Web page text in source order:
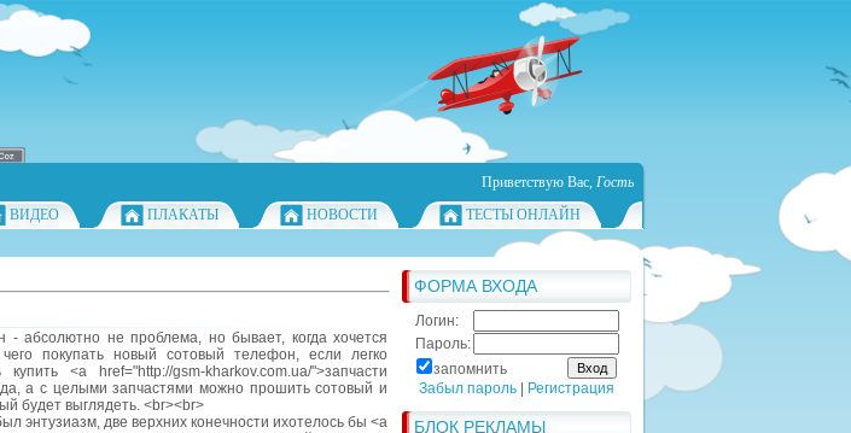
Приветствую Вас, Гость
ВИДЕО ПЛАКАТЫ НОВОСТИ
ТЕСТЫ ОНЛАЙН
ФОРМА ВХОДА
Логин:
Пароль:
запомнить
Забыл пароль
Регистрация
БЛОК РЕКЛАМЫ
абсолютно не проблема, но бывает, когда хочется
покупать новый сотовый телефон, если легко
<a href="http://gsm-kharkov.com.ua/">запчасти
а с целыми запчастями можно прошить сотовый и
будет выглядеть. <br><br>
энтузиазм, две верхних конечности ихотелось бы <a